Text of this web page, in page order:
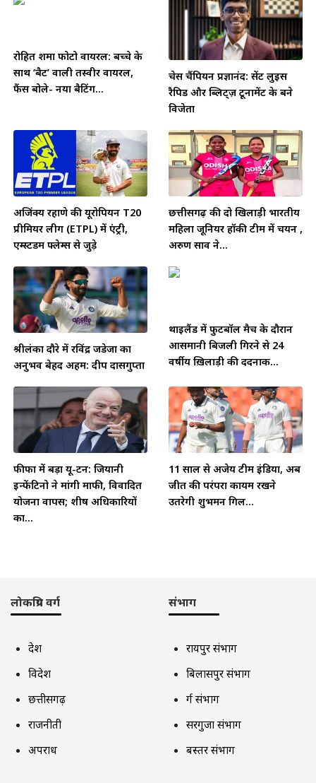
रोहित शर्मा फोटो वायरल: बच्चे के
साथ ‘बैट’ वाली तस्वीर वायरल,
फैंस बोले- नया बैटिंग...
चेस चैंपियन प्रज्ञानंद: सेंट लुइस
रैपिड और ब्लिट्ज़ टूर्नामेंट के बने
विजेता
अजिंक्य रहाणे की यूरोपियन T20
प्रीमियर लीग (ETPL) में एंट्री,
एम्स्टर्डम फ्लेम्स से जुड़े
छत्तीसगढ़ की दो खिलाड़ी भारतीय
महिला जूनियर हॉकी टीम में चयन ,
अरुण साव ने...
श्रीलंका दौरे में रविंद्र जडेजा का
अनुभव बेहद अहम: दीप दासगुप्ता
थाईलैंड में फुटबॉल मैच के दौरान
आसमानी बिजली गिरने से 24
वर्षीय ख़िलाड़ी की दर्दनाक...
फीफा में बड़ा यू-टर्न: जियानी
इन्फेंटिनो ने मांगी माफी, विवादित
योजना वापस; शीर्ष अधिकारियों
का...
11 साल से अजेय टीम इंडिया, अब
जीत की परंपरा कायम रखने
उतरेगी शुभमन गिल...
लोकप्रिय वर्ग
देश
विदेश
छत्तीसगढ़
राजनीती
अपराध
संभाग
रायपुर संभाग
बिलासपुर संभाग
दुर्ग संभाग
सरगुजा संभाग
बस्तर संभाग